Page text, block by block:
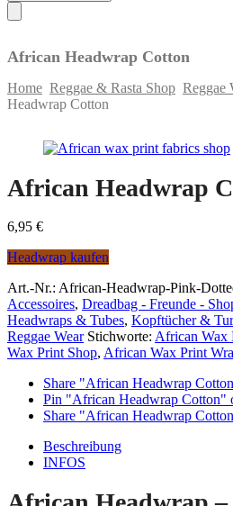
African Headwrap Cotton
Home Reggae & Rasta Shop Reggae
Headwrap Cotton
content
African Headwrap
6,95 €
Headwrap kaufen
Art.-Nr.: African-Headwrap-Pink-
Accessoires, Dreadbag - Freunde -
Headwraps & Tubes, Kopftücher &
Reggae Wear Stichworte: African Wax
Wax Print Shop, African Wax Print
Share "African Headwrap
Pin "African Headwrap Cotton"
Share "African Headwrap
Beschreibung
INFOS